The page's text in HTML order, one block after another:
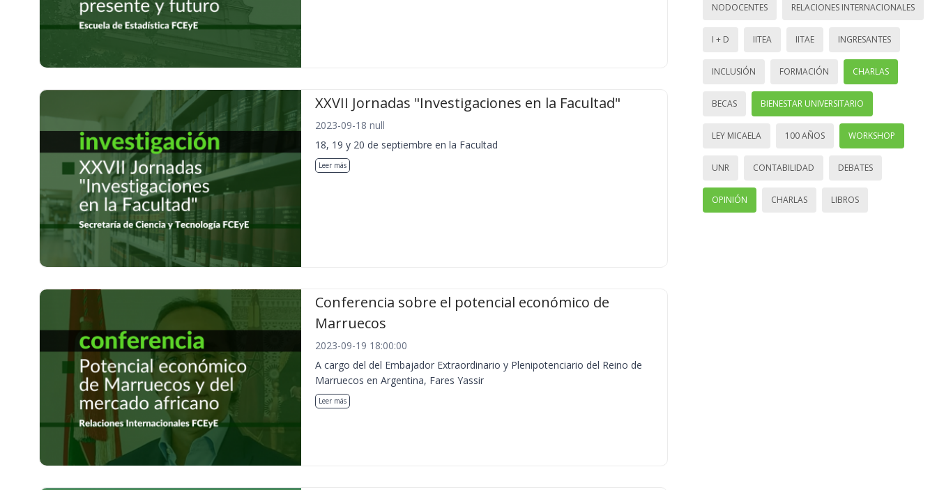
XXVII Jornadas "Investigaciones en la Facultad"
2023-09-18 null
18, 19 y 20 de septiembre en la Facultad
Leer más
Conferencia sobre el potencial económico de
Marruecos
2023-09-19 18:00:00
A cargo del del Embajador Extraordinario y Plenipotenciario del Reino de
Marruecos en Argentina, Fares Yassir
Leer más
NODOCENTES RELACIONES INTERNACIONALES
I + D IITEA IITAE INGRESANTES
INCLUSIÓN FORMACIÓN CHARLAS
BECAS BIENESTAR UNIVERSITARIO
LEY MICAELA 100 AÑOS WORKSHOP
UNR CONTABILIDAD DEBATES
OPINIÓN CHARLAS LIBROS